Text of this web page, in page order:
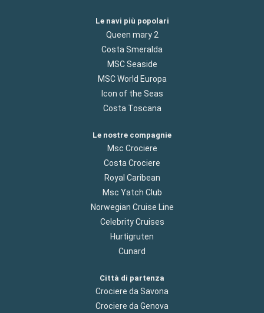
Le navi più popolari
Queen mary 2
Costa Smeralda
MSC Seaside
MSC World Europa
Icon of the Seas
Costa Toscana
Le nostre compagnie
Msc Crociere
Costa Crociere
Royal Caribean
Msc Yatch Club
Norwegian Cruise Line
Celebrity Cruises
Hurtigruten
Cunard
Città di partenza
Crociere da Savona
Crociere da Genova